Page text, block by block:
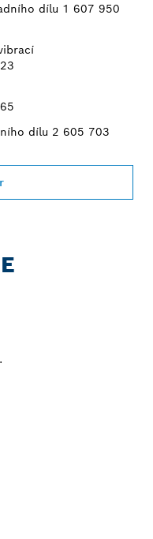
dílu 1 607 950
dílu 2 605 703